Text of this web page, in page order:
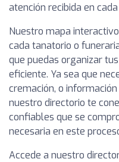
atención recibida en
Nuestro mapa
cada tanatorio o
que puedas organizar
eficiente. Ya sea que
cremación, o
nuestro directorio te
confiables que se
necesaria en este
Accede a nuestro